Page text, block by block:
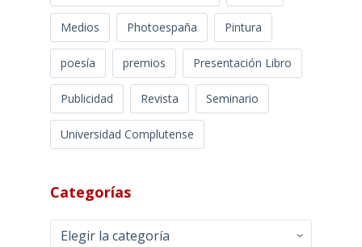
Medios Photoespaña Pintura
poesía premios Presentación Libro
Publicidad Revista Seminario
Universidad Complutense
Categorías
Categorías